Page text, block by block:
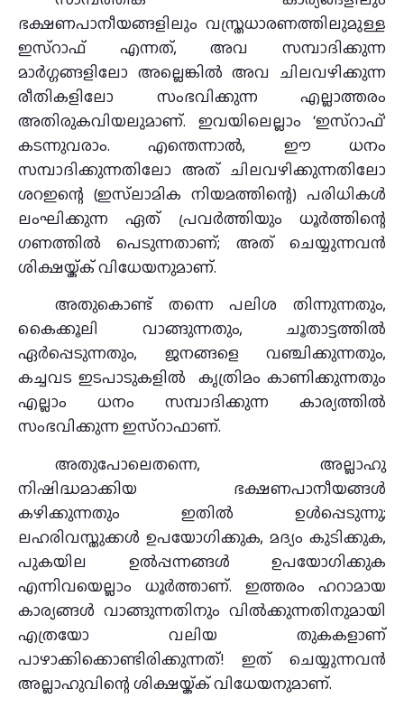
ഭക്ഷണപാനീയങ്ങളിലും വസ്ത്രധാരണത്തിലുമുള്ള
ഇസ്റാഫ് എന്നത്, അവ സമ്പാദിക്കുന്ന
മാർഗ്ഗങ്ങളിലോ അല്ലെങ്കിൽ അവ ചിലവഴിക്കുന്ന
രീതികളിലോ സംഭവിക്കുന്ന എല്ലാത്തരം
അതിരുകവിയലുമാണ്. ഇവയിലെല്ലാം ‘ഇസ്‌റാഫ്’
കടന്നുവരാം. എന്തെന്നാൽ, ഈ ധനം
സമ്പാദിക്കുന്നതിലോ അത് ചിലവഴിക്കുന്നതിലോ
ശറഇന്റെ (ഇസ്‌ലാമിക നിയമത്തിന്റെ) പരിധികൾ
ലംഘിക്കുന്ന ഏത് പ്രവർത്തിയും ധൂർത്തിന്റെ
ഗണത്തിൽ പെടുന്നതാണ്; അത് ചെയ്യുന്നവൻ
ശിക്ഷയ്ക്ക് വിധേയനുമാണ്.
അതുകൊണ്ട് തന്നെ പലിശ തിന്നുന്നതും,
കൈക്കൂലി വാങ്ങുന്നതും, ചൂതാട്ടത്തിൽ
ഏർപ്പെടുന്നതും, ജനങ്ങളെ വഞ്ചിക്കുന്നതും,
കച്ചവട ഇടപാടുകളിൽ കൃത്രിമം കാണിക്കുന്നതും
എല്ലാം ധനം സമ്പാദിക്കുന്ന കാര്യത്തിൽ
സംഭവിക്കുന്ന ഇസ്‌റാഫാണ്.
അതുപോലെതന്നെ, അല്ലാഹു
നിഷിദ്ധമാക്കിയ ഭക്ഷണപാനീയങ്ങൾ
കഴിക്കുന്നതും ഇതിൽ ഉൾപ്പെടുന്നു;
ലഹരിവസ്തുക്കൾ ഉപയോഗിക്കുക, മദ്യം കുടിക്കുക,
പുകയില ഉൽപ്പന്നങ്ങൾ ഉപയോഗിക്കുക
എന്നിവയെല്ലാം ധൂർത്താണ്. ഇത്തരം ഹറാമായ
കാര്യങ്ങൾ വാങ്ങുന്നതിനും വിൽക്കുന്നതിനുമായി
എത്രയോ വലിയ തുകകളാണ്
പാഴാക്കിക്കൊണ്ടിരിക്കുന്നത്! ഇത് ചെയ്യുന്നവൻ
അല്ലാഹുവിന്റെ ശിക്ഷയ്ക്ക് വിധേയനുമാണ്.